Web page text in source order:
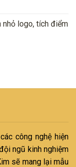
nhỏ logo, tích điểm
công nghệ hiện
ngũ kinh nghiệm
sẽ mang lại mẫu